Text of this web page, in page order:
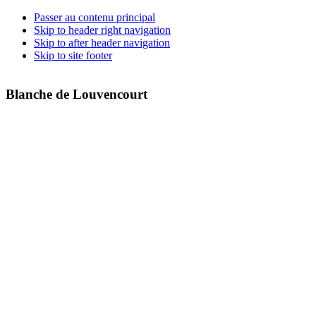
Passer au contenu principal
Skip to header right navigation
Skip to after header navigation
Skip to site footer
Blanche de Louvencourt